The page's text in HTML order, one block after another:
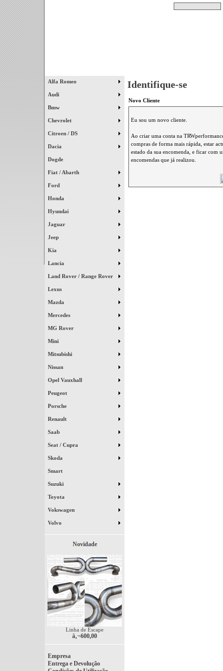
Alfa Romeo
Audi
Bmw
Chevrolet
Citroen / DS
Dacia
Dogde
Fiat / Abarth
Ford
Honda
Hyundai
Jaguar
Jeep
Kia
Lancia
Land Rover / Range Rover
Lexus
Mazda
Mercedes
MG Rover
Mini
Mitsubishi
Nissan
Opel Vauxhall
Peugeot
Porsche
Renault
Saab
Seat / Cupra
Skoda
Smart
Suzuki
Toyota
Vokswagen
Volvo
Novidade
Linha de Escape
â‚¬600,00
Empresa
Entrega e Devolução
Identifique-se
Novo Cliente
Eu sou um novo cliente.
Ao criar uma conta na
compras de forma mais rápida, estar
estado da sua encomenda, e ficar com
encomendas que já realizou.